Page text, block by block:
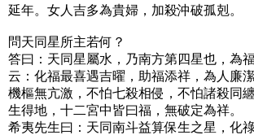
延年。女人吉多為貴婦，加殺沖破孤剋。
問天同星所主若何？
答曰：天同星屬水，乃南方第四星也，為
云：化福最喜遇吉曜，助福添祥，為人廉
機樞無亢激，不怕七殺相侵，不怕諸殺同
生得地，十二宮中皆曰福，無破定為祥。
希夷先生曰：天同南斗益算保生之星，化